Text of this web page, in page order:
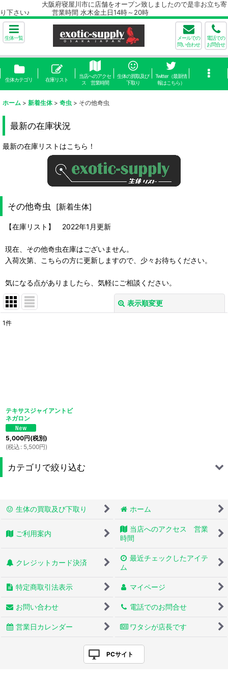
大阪府寝屋川市に店舗をオープン致しましたので是非お立ち寄
り下さい♪ 営業時間 水木金土日14時～20時
生体一覧
メールでの
問い合わせ
電話での
お問合せ
生体カテゴリ 在庫リスト
当店へのアクセ
ス 営業時間
生体の買取及び
下取り
Twitter（最新情
報はこちら）
ホーム > 新着生体 > 奇虫 > その他奇虫
最新の在庫状況
最新の在庫リストはこちら！
その他奇虫 [新着生体]
【在庫リスト】 2022年1月更新
現在、その他奇虫在庫はございません。
入荷次第、こちらの方に更新しますので、少々お待ちください。
気になる点がありましたら、気軽にご相談ください。
表示順変更
1件
テキサスジャイアントビ
ネガロン
5,000円(税別)
(税込 : 5,500円)
カテゴリで絞り込む
タランチュラ・蜘蛛
ヤスデ
ムカデ
その他奇虫
生体の買取及び下取り ホーム
ご利用案内
当店へのアクセス 営業
時間
クレジットカード決済
最近チェックしたアイテ
ム
特定商取引法表示 マイページ
お問い合わせ 電話でのお問合せ
営業日カレンダー ワタシが店長です
PCサイト